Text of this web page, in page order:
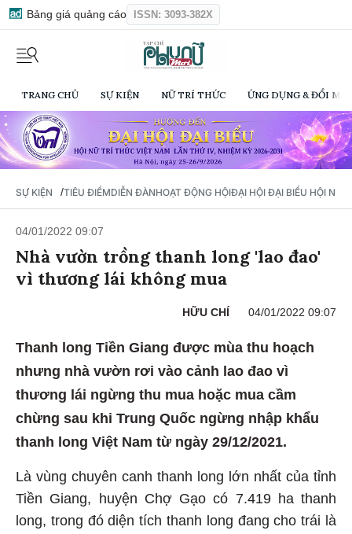
Bảng giá quảng cáo ISSN: 3093-382X
TRANG CHỦ SỰ KIỆN NỮ TRÍ THỨC ỨNG DỤNG & ĐỔI
SỰ KIỆN /TIÊU ĐIỂMDIỄN ĐÀNHOẠT ĐỘNG HỘIĐẠI HỘI ĐẠI BIỂU HỘI NỮ
04/01/2022 09:07
Nhà vườn trồng thanh long 'lao đao'
vì thương lái không mua
HỮU CHÍ 04/01/2022 09:07
Thanh long Tiền Giang được mùa thu hoạch
nhưng nhà vườn rơi vào cảnh lao đao vì
thương lái ngừng thu mua hoặc mua cầm
chừng sau khi Trung Quốc ngừng nhập khẩu
thanh long Việt Nam từ ngày 29/12/2021.
Là vùng chuyên canh thanh long lớn nhất của tỉnh
Tiền Giang, huyện Chợ Gạo có 7.419 ha thanh
long, trong đó diện tích thanh long đang cho trái là